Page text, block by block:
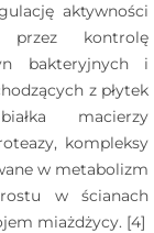
aktywności
kontrolę
bakteryjnych i
z płytek
macierzy
kompleksy
w metabolizm
w ścianach
miażdżycy. [4]